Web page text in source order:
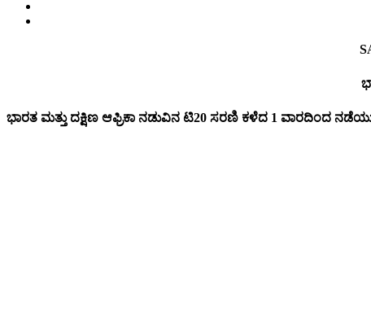
ಭಾರತ ಮತ್ತು ದಕ್ಷಿಣ ಆಫ್ರಿಕಾ ನಡುವಿನ ಟಿ20 ಸರಣಿ ಕಳೆದ 1 ವಾರದಿಂದ